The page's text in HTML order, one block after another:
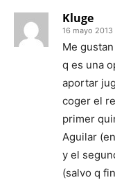
Kluge
16 mayo 2013
Me
q es una
aportar
coger el
primer
Aguilar
y el
(salvo q